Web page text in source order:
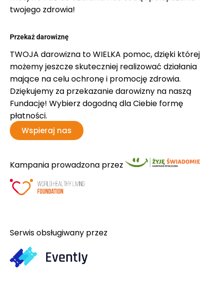
twojego zdrowia!
Przekaż darowiznę
TWOJA darowizna to WIELKA pomoc, dzięki której
możemy jeszcze skuteczniej realizować działania
mające na celu ochronę i promocję zdrowia.
Dziękujemy za przekazanie darowizny na naszą
Fundację! Wybierz dogodną dla Ciebie formę
płatności.
Wspieraj nas
Kampania prowadzona przez
Serwis obsługiwany przez